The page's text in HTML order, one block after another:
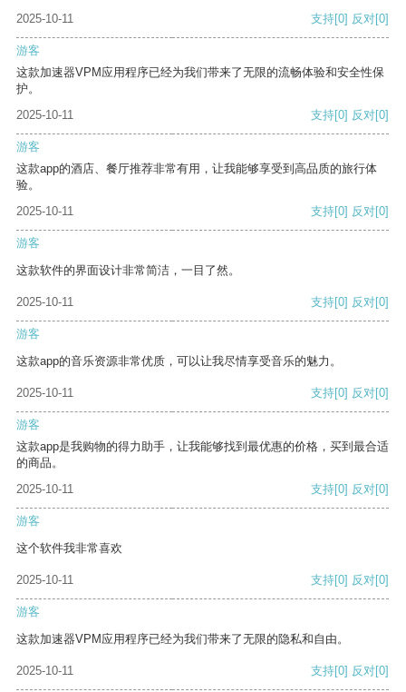
2025-10-11 支持[0] 反对[0]
游客
这款加速器VPM应用程序已经为我们带来了无限的流畅体验和安全性保
护。
2025-10-11
支持[0] 反对[0]
游客
这款app的酒店、餐厅推荐非常有用，让我能够享受到高品质的旅行体
验。
2025-10-11
支持[0] 反对[0]
游客
这款软件的界面设计非常简洁，一目了然。
2025-10-11 支持[0] 反对[0]
游客
这款app的音乐资源非常优质，可以让我尽情享受音乐的魅力。
2025-10-11 支持[0] 反对[0]
游客
这款app是我购物的得力助手，让我能够找到最优惠的价格，买到最合适
的商品。
2025-10-11
支持[0] 反对[0]
游客
这个软件我非常喜欢
2025-10-11 支持[0] 反对[0]
游客
这款加速器VPM应用程序已经为我们带来了无限的隐私和自由。
2025-10-11 支持[0] 反对[0]